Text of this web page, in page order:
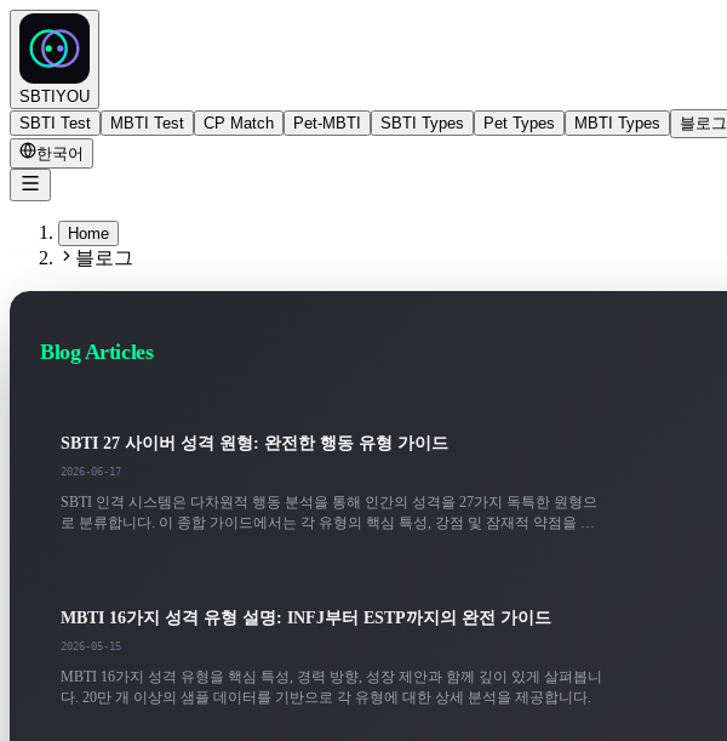
SBTIYOU
SBTI Test
MBTI Test CP Match Pet-MBTI SBTI Types Pet Types MBTI Types
블로그
한국어
Home
블로그
Blog Articles
SBTI 27 사이버 성격 원형: 완전한 행동 유형 가이드
2026-06-17
SBTI 인격 시스템은 다차원적 행동 분석을 통해 인간의 성격을 27가지 독특한 원형으
로 분류합니다. 이 종합 가이드에서는 각 유형의 핵심 특성, 강점 및 잠재적 약점을 상
MBTI 16가지 성격 유형 설명: INFJ부터 ESTP까지의 완전 가이드
2026-05-15
MBTI 16가지 성격 유형을 핵심 특성, 경력 방향, 성장 제안과 함께 깊이 있게 살펴봅니
다. 20만 개 이상의 샘플 데이터를 기반으로 각 유형에 대한 상세 분석을 제공합니다.